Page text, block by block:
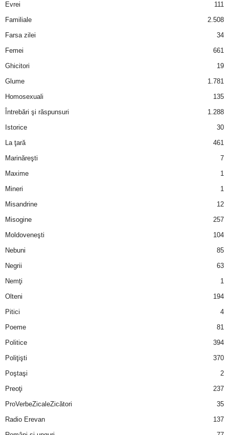
Evrei
111
Familiale
2.508
Farsa zilei
34
Femei
661
Ghicitori
19
Glume
1.781
Homosexuali
135
Întrebări şi răspunsuri
1.288
Istorice
30
La ţară
461
Marinăreşti
7
Maxime
1
Mineri
1
Misandrine
12
Misogine
257
Moldoveneşti
104
Nebuni
85
Negrii
63
Nemţi
1
Olteni
194
Pitici
4
Poeme
81
Politice
394
Poliţişti
370
Poştaşi
2
Preoţi
237
ProVerbeZicaleZicători
35
Radio Erevan
137